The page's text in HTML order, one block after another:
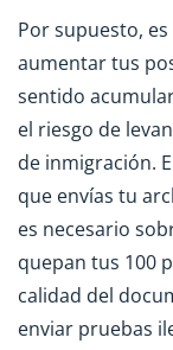
Por supuesto,
aumentar tus
sentido
el riesgo de
de inmigración.
que envías tu
es necesario
quepan tus 100
calidad del
enviar pruebas